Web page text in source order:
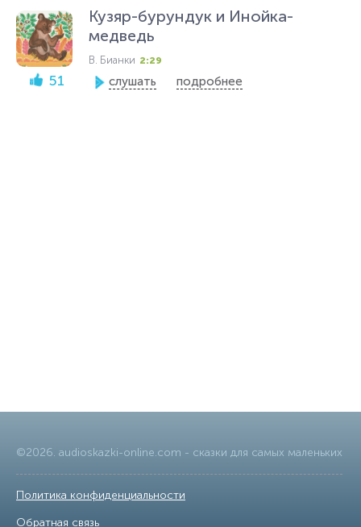
51
Кузяр-бурундук и Инойка-
медведь
В. Бианки 2:29
слушать подробнее
©2026. audioskazki-online.com - сказки для самых маленьких
Политика конфиденциальности
Обратная связь